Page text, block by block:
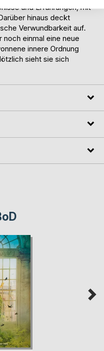
und Erfahrungen, mit
hinaus deckt
Verwundbarkeit auf.
einmal eine neue
innere Ordnung
sieht sie sich